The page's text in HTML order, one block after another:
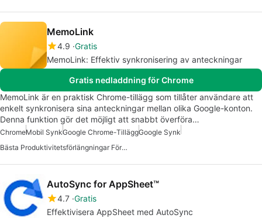
MemoLink
4.9 Gratis
MemoLink: Effektiv synkronisering av anteckningar
Gratis nedladdning för Chrome
MemoLink är en praktisk Chrome-tillägg som tillåter användare att
enkelt synkronisera sina anteckningar mellan olika Google-konton.
Denna funktion gör det möjligt att snabbt överföra…
ChromeMobil SynkGoogle Chrome-TilläggGoogle Synk
Bästa Produktivitetsförlängningar För Chrome
AutoSync for AppSheet™
4.7 Gratis
Effektivisera AppSheet med AutoSync